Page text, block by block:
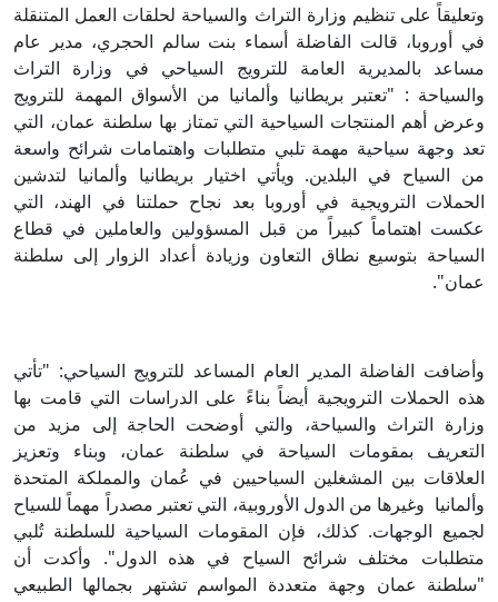
وتعليقاً على تنظيم وزارة التراث والسياحة لحلقات العمل المتنقلة
في أوروبا، قالت الفاضلة أسماء بنت سالم الحجري، مدير عام
مساعد بالمديرية العامة للترويج السياحي في وزارة التراث
والسياحة : "تعتبر بريطانيا وألمانيا من الأسواق المهمة للترويج
وعرض أهم المنتجات السياحية التي تمتاز بها سلطنة عمان، التي
تعد وجهة سياحية مهمة تلبي متطلبات واهتمامات شرائح واسعة
من السياح في البلدين. ويأتي اختيار بريطانيا وألمانيا لتدشين
الحملات الترويجية في أوروبا بعد نجاح حملتنا في الهند، التي
عكست اهتماماً كبيراً من قبل المسؤولين والعاملين في قطاع
السياحة بتوسيع نطاق التعاون وزيادة أعداد الزوار إلى سلطنة
عمان".
وأضافت الفاضلة المدير العام المساعد للترويج السياحي: "تأتي
هذه الحملات الترويجية أيضاً بناءً على الدراسات التي قامت بها
وزارة التراث والسياحة، والتي أوضحت الحاجة إلى مزيد من
التعريف بمقومات السياحة في سلطنة عمان، وبناء وتعزيز
العلاقات بين المشغلين السياحيين في عُمان والمملكة المتحدة
وألمانيا وغيرها من الدول الأوروبية، التي تعتبر مصدراً مهماً للسياح
لجميع الوجهات. كذلك، فإن المقومات السياحية للسلطنة تُلبي
متطلبات مختلف شرائح السياح في هذه الدول". وأكدت أن
"سلطنة عمان وجهة متعددة المواسم تشتهر بجمالها الطبيعي